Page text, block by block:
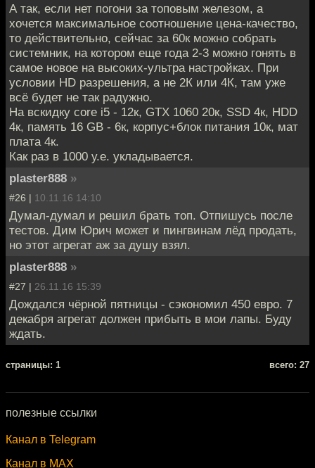
А так, если нет погони за топовым железом, а
хочется максимальное соотношение цена-качество,
то действительно, сейчас за 60к можно собрать
системник, на котором еще года 2-3 можно гонять в
самое новое на высоких-ультра настройках. При
условии HD разрешения, а не 2К или 4К, там уже
всё будет не так радужно.
На вскидку core i5 - 12к, GTX 1060 20к, SSD 4к, HDD
4к, память 16 GB - 6к, корпус+блок питания 10к, мат
плата 4к.
Как раз в 1000 у.е. укладывается.
plaster888 »
#26 | 10.11.16 14:10
Думал-думал и решил брать топ. Отпишусь после
тестов. Дим Юрич может и пингвинам лёд продать,
но этот агрегат аж за душу взял.
plaster888 »
#27 | 26.11.16 15:39
Дождался чёрной пятницы - сэкономил 450 евро. 7
декабря агрегат должен прибыть в мои лапы. Буду
ждать.
cтраницы: 1 всего: 27
полезные ссылки
Канал в Telegram
Канал в MAX